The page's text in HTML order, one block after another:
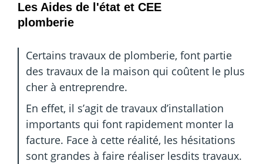
Les Aides de l'état et CEE
plomberie
Certains travaux de plomberie, font partie
des travaux de la maison qui coûtent le plus
cher à entreprendre.
En effet, il s’agit de travaux d’installation
importants qui font rapidement monter la
facture. Face à cette réalité, les hésitations
sont grandes à faire réaliser lesdits travaux.